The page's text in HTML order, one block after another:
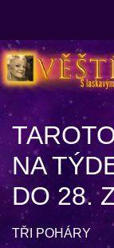
NA
DO 28.
TŘI POHÁRY